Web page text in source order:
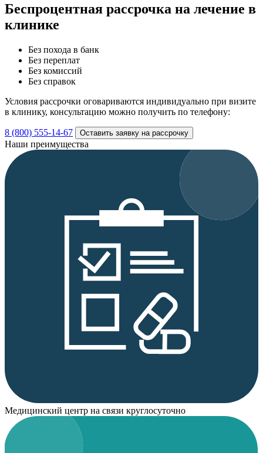
Беспроцентная рассрочка на лечение в
клинике
Без похода в банк
Без переплат
Без комиссий
Без справок
Условия рассрочки оговариваются индивидуально при визите
в клинику, консультацию можно получить по телефону:
8 (800) 555-14-67 Оставить заявку на рассрочку
Наши преимущества
Медицинский центр на связи круглосуточно